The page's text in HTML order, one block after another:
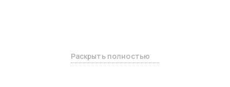
Раскрыть полностью